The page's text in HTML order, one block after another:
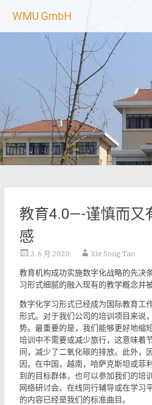
content
WMU GmbH
教育4.0—-谨慎而又
感
2. 6 月 2020 Xie Song Tao
教育机构成功实施数字化战略的先决
习形式细腻的融入现有的教学概念并
数字化学习形式已经成为国际教育工
形式。对于我们公司的培训项目来说
势。最重要的是，我们能够更好地缩
培训中不需要或减少旅行，这意味着
间，减少了二氧化碳的排放。此外，
因，在中国，越南，哈萨克斯坦或菲
到的目标群体，也可以参加我们的培
网络研讨会、在线同行辅导或在学习
的内容已经是我们的标准曲目。